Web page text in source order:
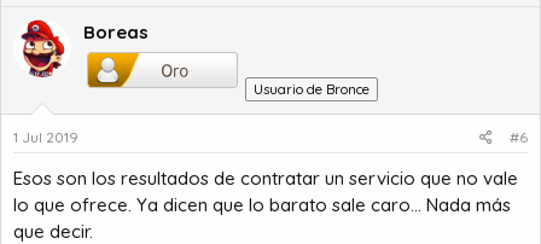
Boreas
Usuario de Bronce
1 Jul 2019 #6
Esos son los resultados de contratar un servicio que no vale
lo que ofrece. Ya dicen que lo barato sale caro... Nada más
que decir.